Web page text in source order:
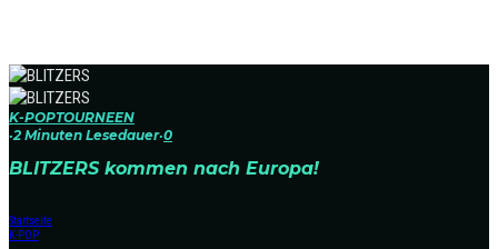
K-POPTOURNEEN
·2 Minuten Lesedauer·0
BLITZERS kommen nach Europa!
Startseite
K-POP